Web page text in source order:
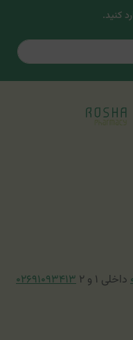
کنید.
داخلی ۱ و ۲ ۰۲۶۹۱۰۹۳۴۱۳